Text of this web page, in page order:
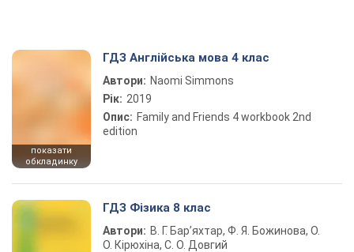
показати
обкладинку
ГДЗ Англійська мова 4 клас
Автори: Naomi Simmons
Рік: 2019
Опис: Family and Friends 4 workbook 2nd
edition
ГДЗ Фізика 8 клас
Автори: В. Г. Бар’яхтар, Ф. Я. Божинова, О.
О. Кірюхіна, С. О. Довгий